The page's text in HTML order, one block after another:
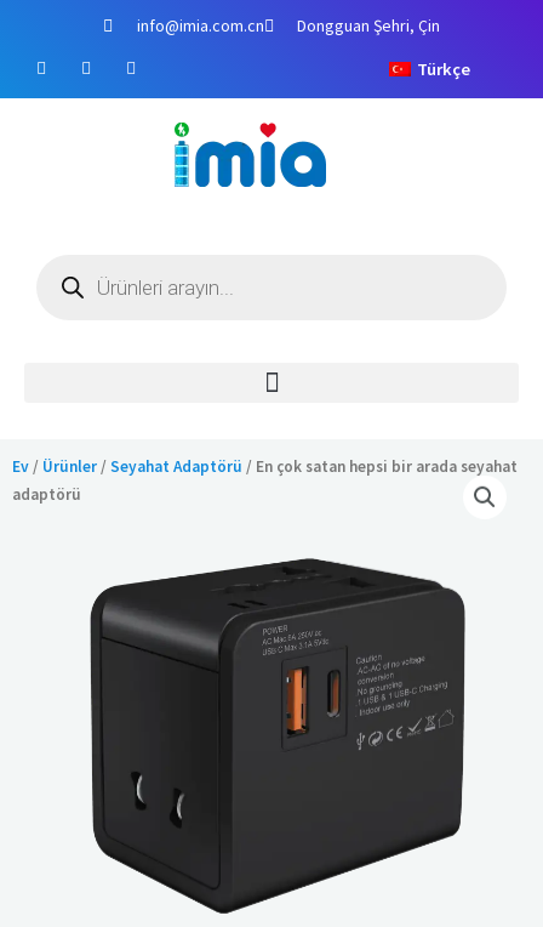
info@imia.com.cn Dongguan Şehri, Çin
F
a
c
Y
o
u
i
n
s
Türkçe
Ev/ Ürünler/Seyahat Adaptörü / En çok satan hepsi bir arada seyahat
adaptörü